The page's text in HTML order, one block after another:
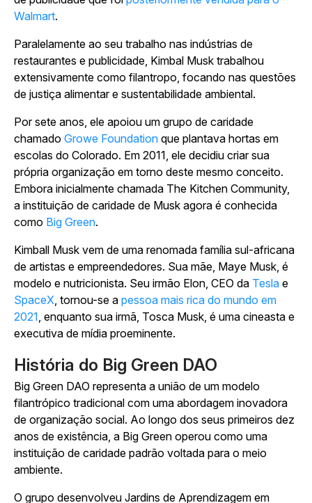
Walmart.
Paralelamente ao seu trabalho nas indústrias de
restaurantes e publicidade, Kimbal Musk trabalhou
extensivamente como filantropo, focando nas questões
de justiça alimentar e sustentabilidade ambiental.
Por sete anos, ele apoiou um grupo de caridade
chamado Growe Foundation que plantava hortas em
escolas do Colorado. Em 2011, ele decidiu criar sua
própria organização em torno deste mesmo conceito.
Embora inicialmente chamada The Kitchen Community,
a instituição de caridade de Musk agora é conhecida
como Big Green.
Kimball Musk vem de uma renomada família sul-africana
de artistas e empreendedores. Sua mãe, Maye Musk, é
modelo e nutricionista. Seu irmão Elon, CEO da Tesla e
SpaceX, tornou-se a pessoa mais rica do mundo em
2021, enquanto sua irmã, Tosca Musk, é uma cineasta e
executiva de mídia proeminente.
História do Big Green DAO
Big Green DAO representa a união de um modelo
filantrópico tradicional com uma abordagem inovadora
de organização social. Ao longo dos seus primeiros dez
anos de existência, a Big Green operou como uma
instituição de caridade padrão voltada para o meio
ambiente.
O grupo desenvolveu Jardins de Aprendizagem em